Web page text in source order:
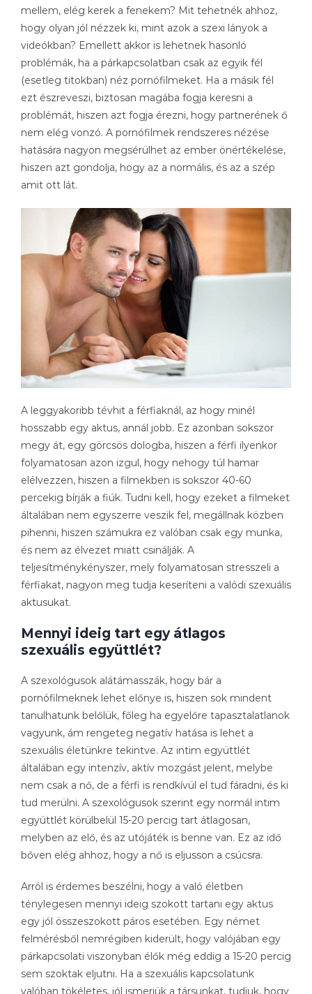
mellem, elég kerek a fenekem? Mit tehetnék ahhoz,
hogy olyan jól nézzek ki, mint azok a szexi lányok a
videókban? Emellett akkor is lehetnek hasonló
problémák, ha a párkapcsolatban csak az egyik fél
(esetleg titokban) néz pornófilmeket. Ha a másik fél
ezt észreveszi, biztosan magába fogja keresni a
problémát, hiszen azt fogja érezni, hogy partnerének ő
nem elég vonzó. A pornófilmek rendszeres nézése
hatására nagyon megsérülhet az ember önértékelése,
hiszen azt gondolja, hogy az a normális, és az a szép
amit ott lát.
A leggyakoribb tévhit a férfiaknál, az hogy minél
hosszabb egy aktus, annál jobb. Ez azonban sokszor
megy át, egy görcsös dologba, hiszen a férfi ilyenkor
folyamatosan azon izgul, hogy nehogy túl hamar
elélvezzen, hiszen a filmekben is sokszor 40-60
percekig bírják a fiúk. Tudni kell, hogy ezeket a filmeket
általában nem egyszerre veszik fel, megállnak közben
pihenni, hiszen számukra ez valóban csak egy munka,
és nem az élvezet miatt csinálják. A
teljesítménykényszer, mely folyamatosan stresszeli a
férfiakat, nagyon meg tudja keseríteni a valódi szexuális
aktusukat.
Mennyi ideig tart egy átlagos
szexuális együttlét?
A szexológusok alátámasszák, hogy bár a
pornófilmeknek lehet előnye is, hiszen sok mindent
tanulhatunk belőlük, főleg ha egyelőre tapasztalatlanok
vagyunk, ám rengeteg negatív hatása is lehet a
szexuális életünkre tekintve. Az intim együttlét
általában egy intenzív, aktív mozgást jelent, melybe
nem csak a nő, de a férfi is rendkívül el tud fáradni, és ki
tud merülni. A szexológusok szerint egy normál intim
együttlét körülbelül 15-20 percig tart átlagosan,
melyben az elő, és az utójáték is benne van. Ez az idő
bőven elég ahhoz, hogy a nő is eljusson a csúcsra.
Arról is érdemes beszélni, hogy a való életben
ténylegesen mennyi ideig szokott tartani egy aktus
egy jól összeszokott páros esetében. Egy német
felmérésből nemrégiben kiderült, hogy valójában egy
párkapcsolati viszonyban élők még eddig a 15-20 percig
sem szoktak eljutni. Ha a szexuális kapcsolatunk